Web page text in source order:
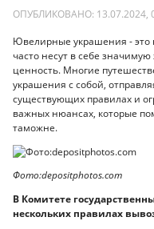
ОПУБЛИКОВАНО: 13.07.2024,
Ювелирные украшения - это
часто несут в себе
ценность. Многие
украшения с собой,
существующих правилах и
важных нюансах, которые
таможне.
Фото:depositphotos.com
В Комитете
нескольких правилах